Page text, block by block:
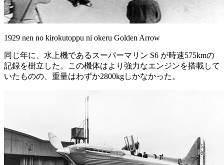
1929 nen no kirokutoppu ni okeru Golden Arrow
同じ年に、水上機であるスーパーマリン S6 が時速575kmの
記録を樹立した。この機体はより強力なエンジンを搭載して
いたものの、重量はわずか2800kgしかなかった。